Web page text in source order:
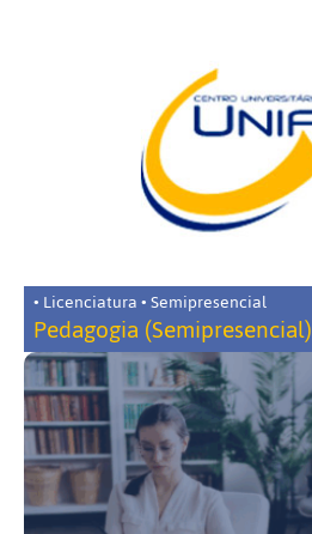
• Licenciatura • Semipresencial
Pedagogia (Semipresencial)